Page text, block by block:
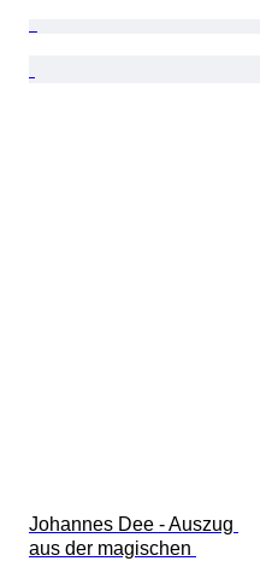
Johannes Dee - Auszug
aus der magischen